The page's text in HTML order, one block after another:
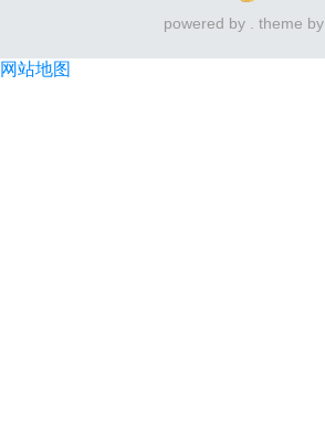
powered by . theme by .
网站地图